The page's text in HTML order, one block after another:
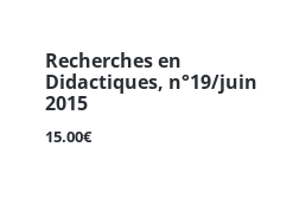
Recherches en
Didactiques, n°19/juin
2015
15.00€